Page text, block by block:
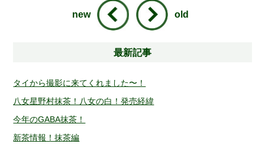
new old
最新記事
タイから撮影に来てくれました〜！
八女星野村抹茶！八女の白！発売経緯
今年のGABA抹茶！
新茶情報！抹茶編